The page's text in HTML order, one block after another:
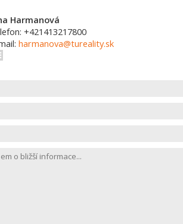
Harmanová
+421413217800
harmanova@tureality.sk